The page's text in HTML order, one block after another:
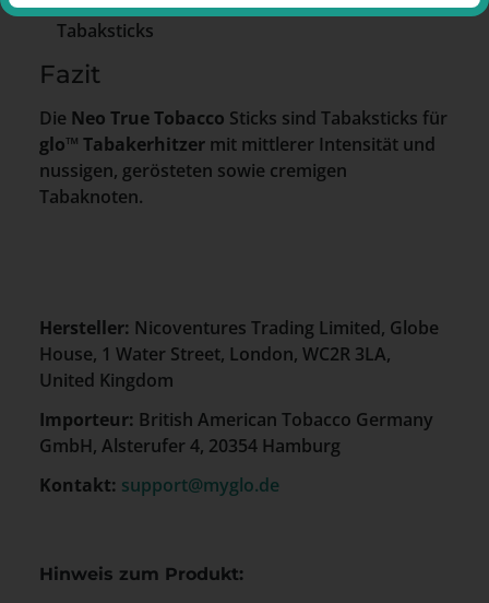
Tabaksticks
Fazit
Die Neo True Tobacco Sticks sind Tabaksticks für
glo™ Tabakerhitzer mit mittlerer Intensität und
nussigen, gerösteten sowie cremigen
Tabaknoten.
Hersteller: Nicoventures Trading Limited, Globe
House, 1 Water Street, London, WC2R 3LA,
United Kingdom
Importeur: British American Tobacco Germany
GmbH, Alsterufer 4, 20354 Hamburg
Kontakt: support@myglo.de
Hinweis zum Produkt: